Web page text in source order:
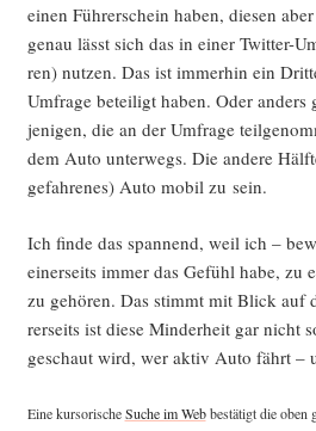
einen Füh­rer­schein haben, die­sen
genau lässt sich das in einer Twit­ter-
ren) nut­zen. Das ist immer­hin ein
Umfra­ge betei­ligt haben. Oder
je­ni­gen, die an der Umfra­ge
dem Auto unter­wegs. Die ande­re
gefah­re­nes) Auto mobil zu sein.
Ich fin­de das span­nend, weil ich –
einer­seits immer das Gefühl habe, zu
zu gehö­ren. Das stimmt mit Blick auf
rer­seits ist die­se Min­der­heit gar nicht
geschaut wird, wer aktiv Auto fährt –
Eine kur­so­ri­scheSuche im Webbestä­tigt die oben